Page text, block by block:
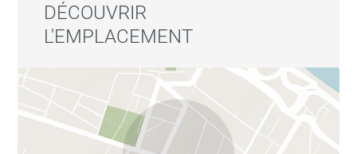
DÉCOUVRIR
L'EMPLACEMENT